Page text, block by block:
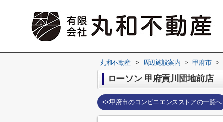
丸和不動産 > 周辺施設案内 > 甲府市 >
ローソン 甲府貢川団地前店
<<甲府市のコンビニエンスストアの一覧へ